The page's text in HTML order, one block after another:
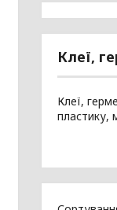
Клеї,
Клеї,
пластику,